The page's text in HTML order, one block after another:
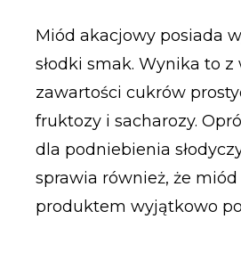
Miód akacjowy posiada
słodki smak. Wynika to z
zawartości cukrów
fruktozy i sacharozy.
dla podniebienia
sprawia również, że
produktem wyjątkowo